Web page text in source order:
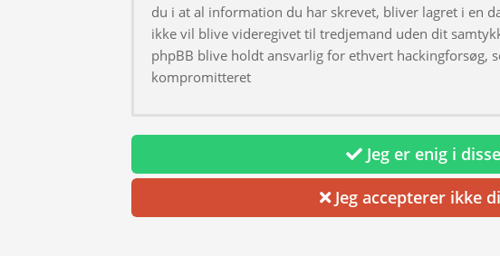
du i at al information du har skrevet, bliver lagret i en
ikke vil blive videregivet til tredjemand uden dit
phpBB blive holdt ansvarlig for ethvert hackingforsøg,
kompromitteret
Jeg er enig i
Jeg accepterer ikke